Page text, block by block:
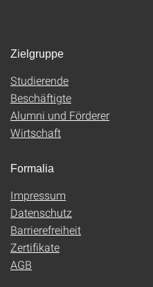
Zielgruppe
Studierende
Beschäftigte
Alumni und Förderer
Wirtschaft
Formalia
Impressum
Datenschutz
Barrierefreiheit
Zertifikate
AGB